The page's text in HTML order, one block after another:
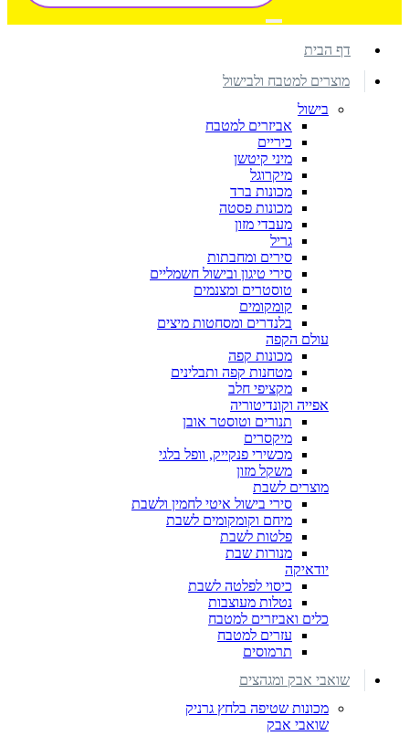
דף הבית
מוצרים למטבח ולבישול
בישול
אביזרים למטבח
כיריים
מיני קיטשן
מיקרוגל
מכונות ברד
מכונות פסטה
מעבדי מזון
גריל
סירים ומחבתות
סירי טיגון ובישול חשמליים
טוסטרים ומצנמים
קומקומים
בלנדרים ומסחטות מיצים
עולם הקפה
מכונות קפה
מטחנות קפה ותבלינים
מקציפי חלב
אפייה וקונדיטוריה
תנורים וטוסטר אובן
מיקסרים
מכשירי פנקייק, וופל בלגי
משקל מזון
מוצרים לשבת
סירי בישול איטי לחמין ולשבת
מיחם וקומקומים לשבת
פלטות לשבת
מנורות שבת
יודאיקה
כיסוי לפלטה לשבת
נטלות מעוצבות
כלים ואביזרים למטבח
עזרים למטבח
תרמוסים
שואבי אבק ומגהצים
מכונות שטיפה בלחץ גרניק
שואבי אבק